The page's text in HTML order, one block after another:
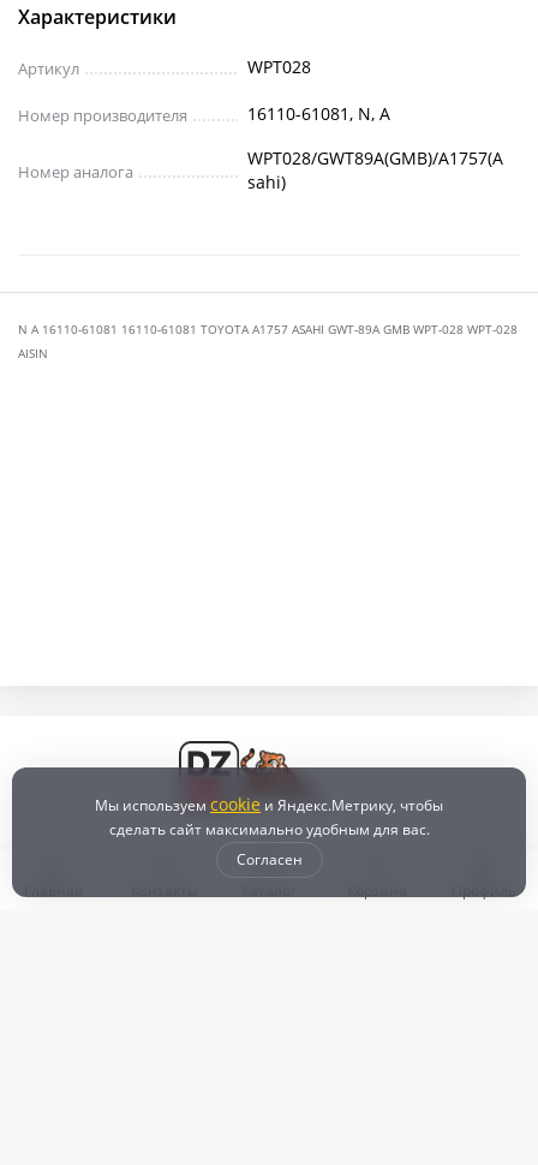
Характеристики
Артикул WPT028
Номер производителя 16110-61081, N, A
Номер аналога
WPT028/GWT89A(GMB)/A1757(A
sahi)
N A 16110-61081 16110-61081 TOYOTA A1757 ASAHI GWT-89A GMB WPT-028 WPT-028
AISIN
Мы используем cookie и Яндекс.Метрику, чтобы
сделать сайт максимально удобным для вас.
Согласен
Бонусная программа Доставка и самовывоз
Оплата